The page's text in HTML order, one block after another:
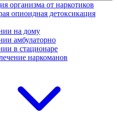
организма от наркотиков
опиоидная детоксикация
на дому
амбулаторно
в стационаре
наркоманов